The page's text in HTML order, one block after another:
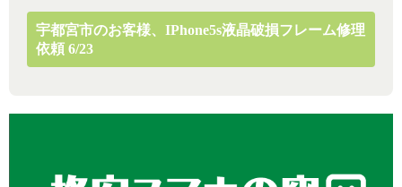
宇都宮市のお客様、iPhone5s液晶破損フレーム修理
依頼 6/23